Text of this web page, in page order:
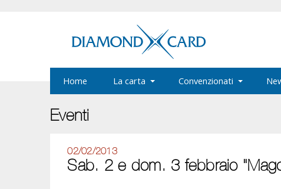
Home La carta Convenzionati
Eventi
02/02/2013
Sab. 2 e dom. 3 febbraio